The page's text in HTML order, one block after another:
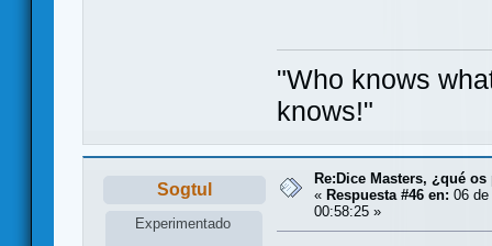
"Who knows
knows!"
Sogtul
Experimentado
Re:Dice Masters, ¿qué os
« Respuesta #46 en: 06
00:58:25 »